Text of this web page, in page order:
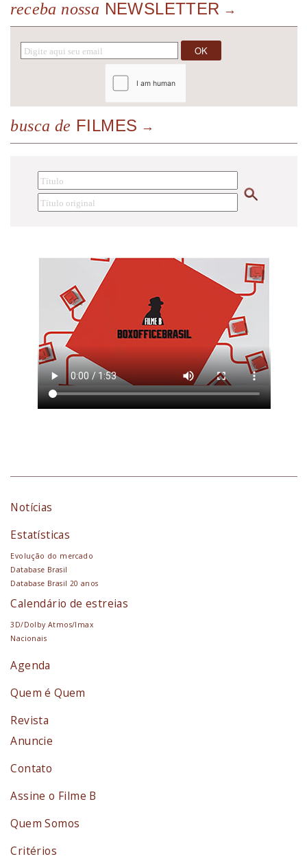
receba nossa NEWSLETTER
busca de FILMES
Notícias
Estatísticas
Evolução do mercado
Database Brasil
Database Brasil 20 anos
Calendário de estreias
3D/Dolby Atmos/Imax
Nacionais
Agenda
Quem é Quem
Revista
Anuncie
Contato
Assine o Filme B
Quem Somos
Critérios